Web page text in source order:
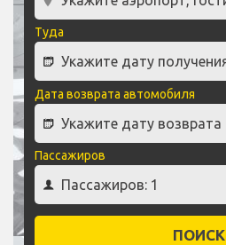
Туда
Дата возврата автомобиля
Пассажиров
ПОИСК